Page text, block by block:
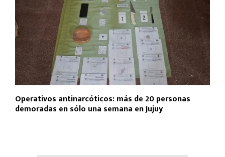
Operativos antinarcóticos: más de 20 personas
demoradas en sólo una semana en Jujuy